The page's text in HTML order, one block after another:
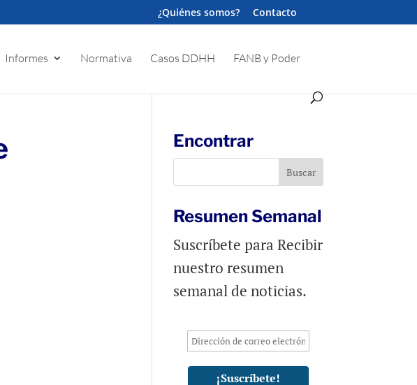
¿Quiénes somos? Contacto
Informes Normativa Casos DDHH FANB y Poder
Encontrar
Resumen Semanal
Suscríbete para Recibir
nuestro resumen
semanal de noticias.